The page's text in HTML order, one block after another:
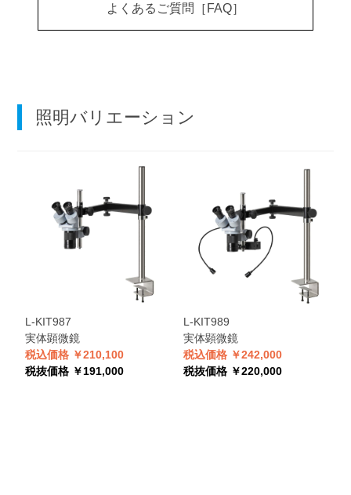
よくあるご質問［FAQ］
照明バリエーション
L-KIT987
実体顕微鏡
税込価格 ￥210,100
税抜価格 ￥191,000
L-KIT989
実体顕微鏡
税込価格 ￥242,000
税抜価格 ￥220,000